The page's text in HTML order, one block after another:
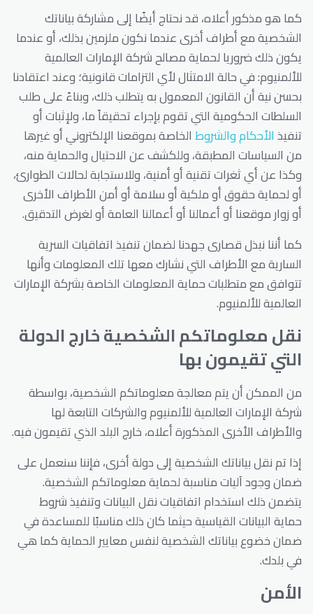
كما هو مذكور أعلاه، قد نحتاج أيضًا إلى مشاركة بياناتك
الشخصية مع أطراف أخرى عندما نكون ملزمين بذلك، أو عندما
يكون ذلك ضروريا لحماية مصالح شركة الإمارات العالمية
للألمنيوم: في حالة الامتثال لأي التزامات قانونية؛ وعند اعتقادنا
بحسن نية أن القانون المعمول به يتطلب ذلك، وبناءً على طلب
السلطات الحكومية التي تقوم بإجراء تحقيقاً ما، ولإثبات أو
تنفيذالأحكام والشروطالخاصة بموقعنا الإلكتروني أو غيرها
من السياسات المطبقة، وللكشف عن الاحتيال والحماية منه،
وكذا عن أي ثغرات تقنية أو أمنية، وللاستجابة لحالات الطوارئ،
أو لحماية حقوق أو ملكية أو سلامة أو أمن الأطراف الأخرى
أو زوار موقعنا أو أعمالنا أو أعمالنا العامة أو لغرض التدقيق.
كما أننا نبذل قصارى جهدنا لضمان تنفيذ اتفاقيات السرية
السارية مع الأطراف التي نشارك معها تلك المعلومات وأنها
تتوافق مع متطلبات حماية المعلومات الخاصة بشركة الإمارات
العالمية للألمنيوم.
نقل معلوماتكم الشخصية خارج الدولة
التي تقيمون بها
من الممكن أن يتم معالجة معلوماتكم الشخصية، بواسطة
شركة الإمارات العالمية للألمنيوم والشركات التابعة لها
والأطراف الأخرى المذكورة أعلاه، خارج البلد الذي تقيمون فيه.
إذا تم نقل بياناتك الشخصية إلى دولة أخرى، فإننا سنعمل على
ضمان وجود آليات مناسبة لحماية معلوماتكم الشخصية.
يتضمن ذلك استخدام اتفاقيات نقل البيانات وتنفيذ شروط
حماية البيانات القياسية حيثما كان ذلك مناسبًا للمساعدة في
ضمان خضوع بياناتك الشخصية لنفس معايير الحماية كما هي
في بلدك.
الأمن